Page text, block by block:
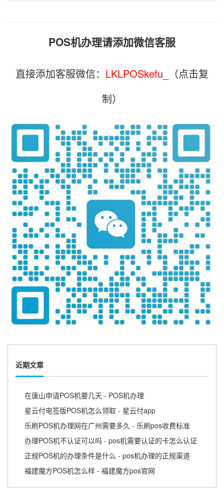
POS机办理请添加微信客服
直接添加客服微信： LKLPOSkefu_
（点击复
制）
近期文章
在唐山申请POS机要几天 - POS机办理
星云付电签版POS机怎么领取 - 星云付app
乐刷POS机办理网在广州需要多久 - 乐刷pos收费标准
办理POS机不认证可以吗 - pos机需要认证的卡怎么认证
正规POS机的办理条件是什么 - pos机办理的正规渠道
福建魔方POS机怎么样 - 福建魔方pos官网